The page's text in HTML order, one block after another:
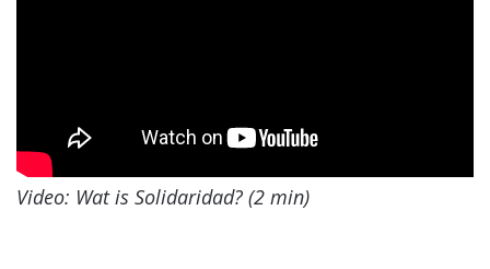
Video: Wat is Solidaridad? (2 min)